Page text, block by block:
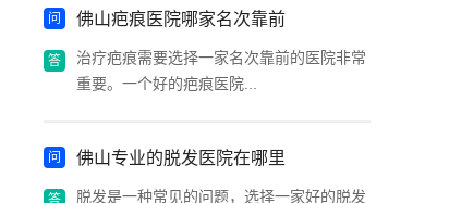
佛山疤痕医院哪家名次靠前
治疗疤痕需要选择一家名次靠前的医院非常
重要。一个好的疤痕医院...
佛山专业的脱发医院在哪里
脱发是一种常见的问题，选择一家好的脱发